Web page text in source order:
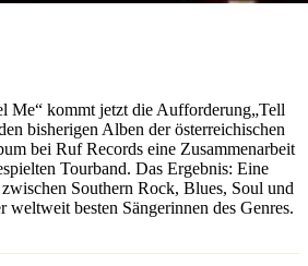
Me“ kommt jetzt die Aufforderung„Tell
bisherigen Alben der österreichischen
bei Ruf Records eine Zusammenarbeit
Tourband. Das Ergebnis: Eine
Southern Rock, Blues, Soul und
besten Sängerinnen des Genres.